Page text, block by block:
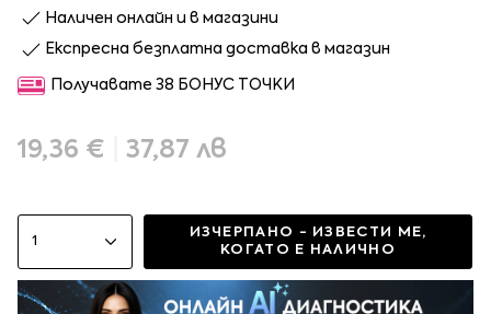
Наличен онлайн и в магазини
Експресна безплатна доставка в магазин
Получавате 38 БОНУС ТОЧКИ
19,36 € 37,87 лв
1
ИЗЧЕРПАНО - ИЗВЕСТИ МЕ,
КОГАТО Е НАЛИЧНО